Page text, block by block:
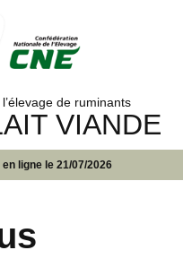
de ruminants
VIANDE
ligne le 21/07/2026